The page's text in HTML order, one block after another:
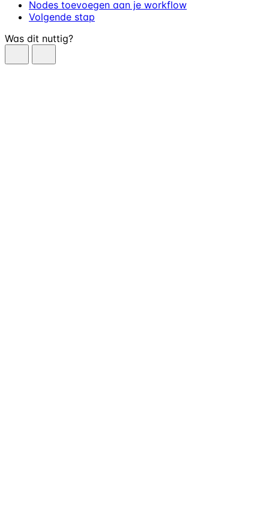
Nodes toevoegen aan je workflow
Volgende stap
Was dit nuttig?